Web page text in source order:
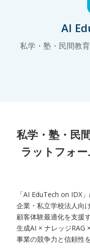
AI
私学・塾・民間教
私学・塾・民
ラットフォ
「AI EduTech on IDX
企業・私立学校法人向
顧客体験最適化を支援
生成AI × ナレッジRAG
事業の競争力と信頼性